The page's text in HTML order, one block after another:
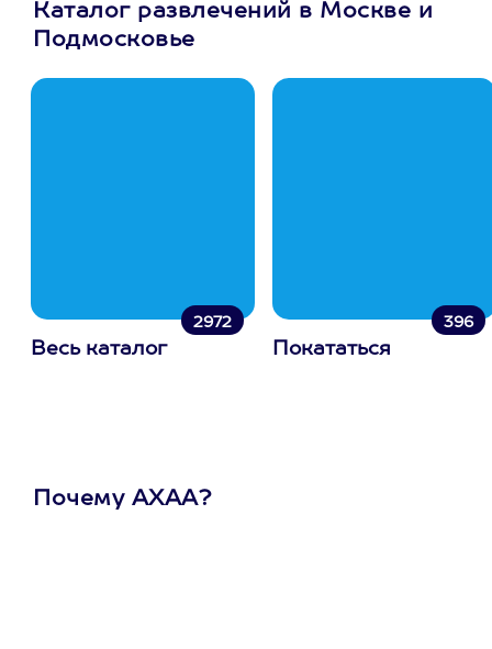
Каталог развлечений в Москве и
Подмосковье
2972
Весь каталог
396
Покататься
Почему АХАА?